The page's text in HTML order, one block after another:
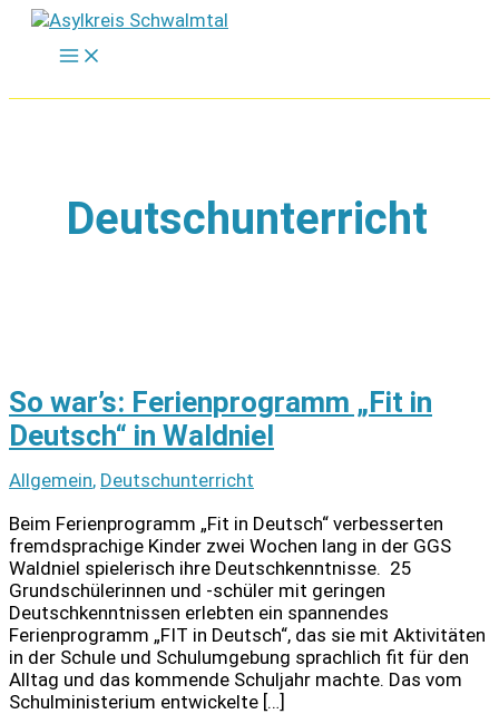
Zum
springen
Deutschunterricht
So war’s: Ferienprogramm „Fit in
Deutsch“ in Waldniel
Allgemein, Deutschunterricht
Beim Ferienprogramm „Fit in Deutsch“ verbesserten
fremdsprachige Kinder zwei Wochen lang in der GGS
Waldniel spielerisch ihre Deutschkenntnisse. 25
Grundschülerinnen und -schüler mit geringen
Deutschkenntnissen erlebten ein spannendes
Ferienprogramm „FIT in Deutsch“, das sie mit Aktivitäten
in der Schule und Schulumgebung sprachlich fit für den
Alltag und das kommende Schuljahr machte. Das vom
Schulministerium entwickelte […]